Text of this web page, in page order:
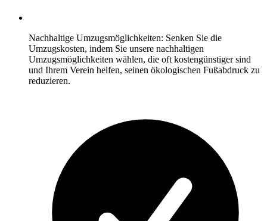
Nachhaltige Umzugsmöglichkeiten: Senken Sie die
Umzugskosten, indem Sie unsere nachhaltigen
Umzugsmöglichkeiten wählen, die oft kostengünstiger sind
und Ihrem Verein helfen, seinen ökologischen Fußabdruck zu
reduzieren.